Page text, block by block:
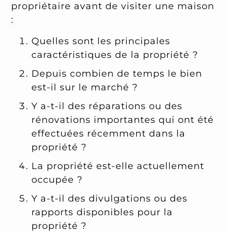
propriétaire avant de visiter une maison
:
Quelles sont les principales
caractéristiques de la propriété ?
Depuis combien de temps le bien
est-il sur le marché ?
Y a-t-il des réparations ou des
rénovations importantes qui ont été
effectuées récemment dans la
propriété ?
La propriété est-elle actuellement
occupée ?
Y a-t-il des divulgations ou des
rapports disponibles pour la
propriété ?